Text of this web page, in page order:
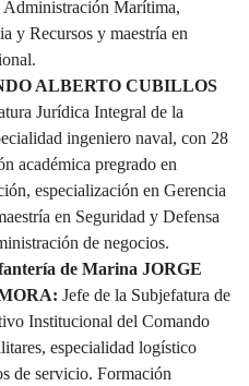
Administración Marítima,
y Recursos y maestría en
ALBERTO CUBILLOS
Jurídica Integral de la
ingeniero naval, con 28
académica pregrado en
especialización en Gerencia
en Seguridad y Defensa
de negocios.
de Marina JORGE
Jefe de la Subjefatura de
Institucional del Comando
especialidad logístico
de servicio. Formación